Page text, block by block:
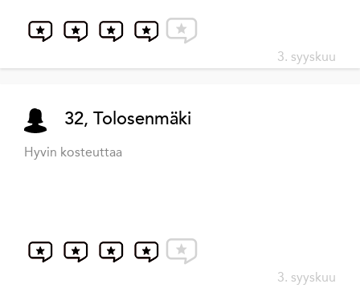
3. syyskuu
32, Tolosenmäki
Hyvin kosteuttaa
3. syyskuu